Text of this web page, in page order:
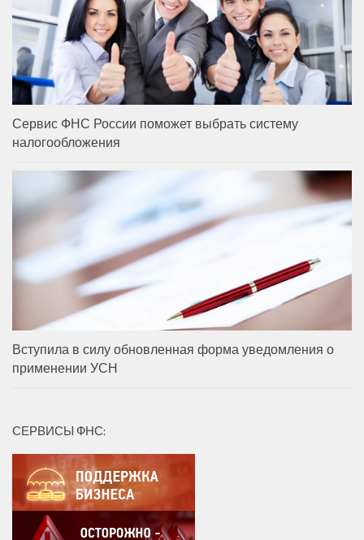
Сервис ФНС России поможет выбрать систему
налогообложения
Вступила в силу обновленная форма уведомления о
применении УСН
СЕРВИСЫ ФНС: